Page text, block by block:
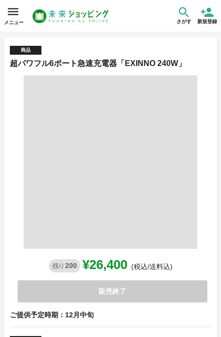
メニュー さがす 新規登録
商品
超パワフル6ポート急速充電器「EXINNO 240W」
残り 200 ¥26,400 (税込/送料込)
販売終了
ご提供予定時期：12月中旬